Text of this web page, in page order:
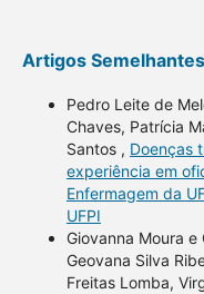
Artigos Semelhantes
Pedro Leite de
Chaves, Patrícia
Santos , Doenças
experiência em
Enfermagem da
UFPI
Giovanna Moura
Geovana Silva
Freitas Lomba,